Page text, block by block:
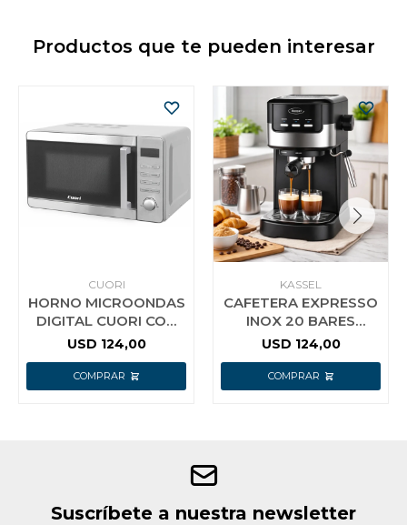
Productos que te pueden interesar
CUORI
HORNO MICROONDAS
DIGITAL CUORI CON
GRILL 20LTS
USD 124,00
KASSEL
CAFETERA EXPRESSO
INOX 20 BARES
KASSEL -
LATTES CREMOSOS
USD 124,00
Suscríbete a nuestra newsletter